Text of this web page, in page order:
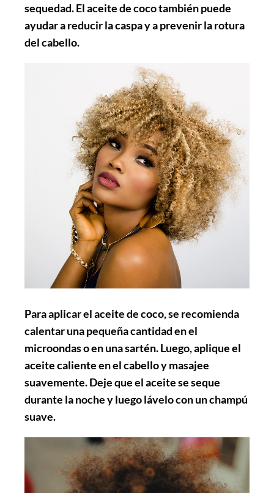
sequedad. El aceite de coco también puede
ayudar a reducir la caspa y a prevenir la rotura
del cabello.
Para aplicar el aceite de coco, se recomienda
calentar una pequeña cantidad en el
microondas o en una sartén. Luego, aplique el
aceite caliente en el cabello y masajee
suavemente. Deje que el aceite se seque
durante la noche y luego lávelo con un champú
suave.